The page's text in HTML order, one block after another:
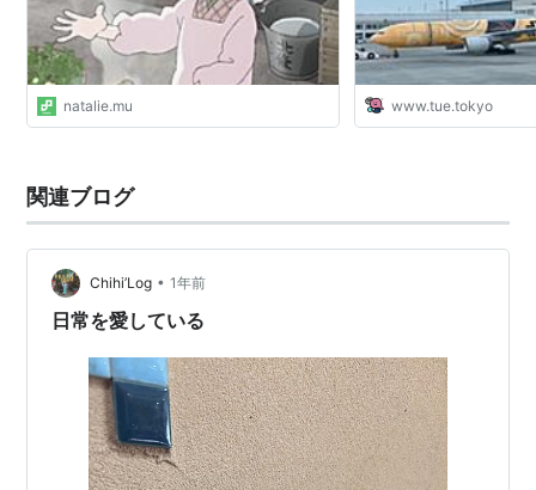
natalie.mu www.tue.tokyo
関連ブログ
Chihi’Log • 1年前
日常を愛している